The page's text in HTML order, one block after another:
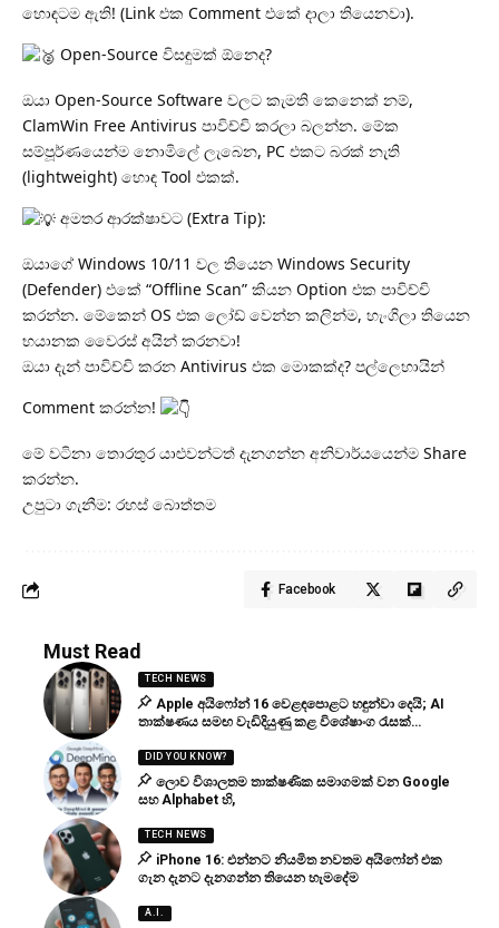
හොඳටම ඇති! (Link එක Comment එකේ දාලා තියෙනවා).
Open-Source විසඳුමක් ඕනෙද?
ඔයා Open-Source Software වලට කැමති කෙනෙක් නම්,
ClamWin Free Antivirus පාවිච්චි කරලා බලන්න. මේක
සම්පූර්ණයෙන්ම නොමිලේ ලැබෙන, PC එකට බරක් නැති
(lightweight) හොඳ Tool එකක්.
අමතර ආරක්ෂාවට (Extra Tip):
ඔයාගේ Windows 10/11 වල තියෙන Windows Security
(Defender) එකේ “Offline Scan” කියන Option එක පාවිච්චි
කරන්න. මේකෙන් OS එක ලෝඩ් වෙන්න කලින්ම, හැංගිලා තියෙන
භයානක වෛරස් අයින් කරනවා!
ඔයා දැන් පාවිච්චි කරන Antivirus එක මොකක්ද? පල්ලෙහායින්
Comment කරන්න!
මේ වටිනා තොරතුර යාළුවන්ටත් දැනගන්න අනිවාර්යයෙන්ම Share
කරන්න.
උපුටා ගැනීම: රහස් බොත්තම
Facebook
Must Read
TECH NEWS
Apple අයිෆෝන් 16 වෙළඳපොළට හඳුන්වා දෙයි; AI
තාක්ෂණය සමඟ වැඩිදියුණු කළ විශේෂාංග රැසක්…
DID YOU KNOW?
ලොව විශාලතම තාක්ෂණික සමාගමක් වන Google
සහ Alphabet හි,
TECH NEWS
iPhone 16: එන්නට නියමිත නවතම අයිෆෝන් එක
ගැන දැනට දැනගන්න තියෙන හැමදේම
A.I.